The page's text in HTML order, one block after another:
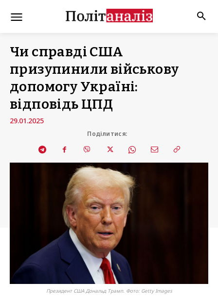
Чи справді США
призупинили військову
допомогу Україні:
відповідь ЦПД
29.01.2025
Поділитися:
Президент США Дональд Трамп. Фото: Getty Images